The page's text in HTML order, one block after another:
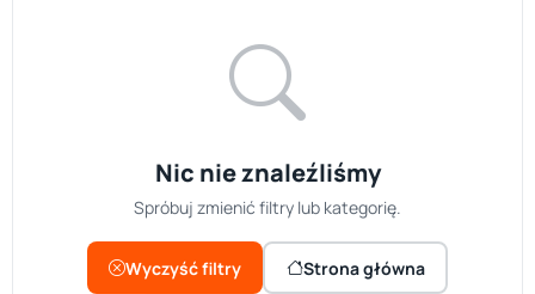
Nic nie znaleźliśmy
Spróbuj zmienić filtry lub kategorię.
Wyczyść filtry Strona główna